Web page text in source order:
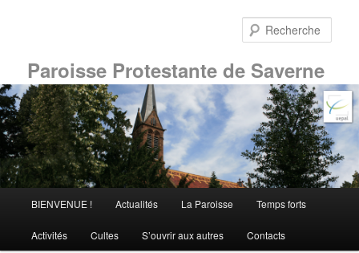
Paroisse Protestante de Saverne
principal
BIENVENUE ! Actualités La Paroisse Temps forts
Activités Cultes S’ouvrir aux autres Contacts